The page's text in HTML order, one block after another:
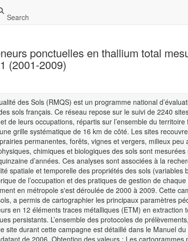
Search
ponctuelles en thallium total
(2001-2009)
des Sols (RMQS) est un programme national
sols français. Ce réseau repose sur le suivi de 2240
de leurs occupations, répartis sur l’ensemble du territoire
grille systématique de 16 km de côté. Les sites
permanentes, forêts, vignes et vergers, milieux peu
chimiques et biologiques des sols sont
d’années. Ces analyses sont associées à la
spatiale et temporelle des propriétés des sols (variables
de l’occupation et des pratiques de gestion de
en métropole s'est déroulée de 2000 à 2009. Cette
a permis de cartographier les principaux paramètres
en 12 éléments traces métalliques (ETM) en extraction
persistants. L’ensemble des protocoles de
site durant cette campagne est détaillé dans le Manuel
de 2006. Obtention des valeurs : Les cartogrammes